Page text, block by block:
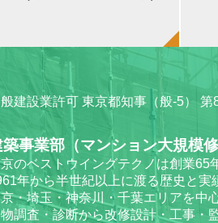
建設業許可 東京都知事（般-5） 第
築事業部 （マンション大規模
のベストウイングテクノは創業65
年から半世紀以上に渡る歴史と実
・埼玉・神奈川・千葉エリアを中
調査・診断から改修設計・工事・